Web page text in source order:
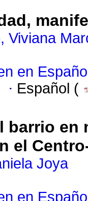
Viviana
en
· Español (
barrio en
el
Joya
en